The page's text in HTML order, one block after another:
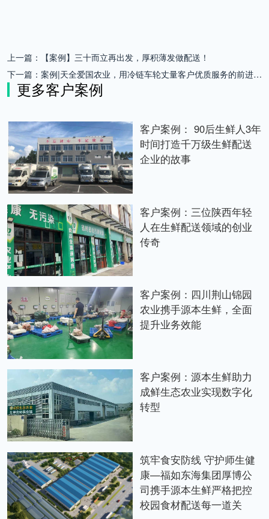
上一篇：
【案例】三十而立再出发，厚积薄发做配送！
下一篇：
案例|天全爱国农业，用冷链车轮丈量客户优质服务的前进之路
更多客户案例
客户案例： 90后生鲜人3年
时间打造千万级生鲜配送
企业的故事
客户案例：三位陕西年轻
人在生鲜配送领域的创业
传奇
客户案例：四川荆山锦园
农业携手源本生鲜，全面
提升业务效能
客户案例：源本生鲜助力
成鲜生态农业实现数字化
转型
筑牢食安防线 守护师生健
康—福如东海集团厚博公
司携手源本生鲜严格把控
校园食材配送每一道关